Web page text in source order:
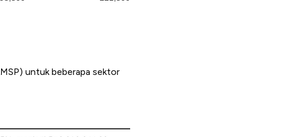
untuk beberapa sektor